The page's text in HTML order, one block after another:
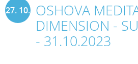
27. 10. OSHOVA
DIMENSION -
- 31.10.2023